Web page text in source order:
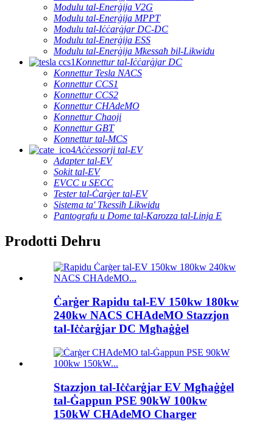
Modulu tal-Enerġija V2G
Modulu tal-Enerġija MPPT
Modulu tal-Iċċarġjar DC-DC
Modulu tal-Enerġija ESS
Modulu tal-Enerġija Mkessaħ bil-Likwidu
Konnettur tal-Iċċarġjar DC
Konnettur Tesla NACS
Konnettur CCS1
Konnettur CCS2
Konnettur CHAdeMO
Konnettur Chaoji
Konnettur GBT
Konnettur tal-MCS
Aċċessorji tal-EV
Adapter tal-EV
Sokit tal-EV
EVCC u SECC
Tester tal-Ċarġer tal-EV
Sistema ta' Tkessiħ Likwidu
Pantografu u Dome tal-Karozza tal-Linja E
Prodotti Dehru
Ċarġer Rapidu tal-EV 150kw 180kw
240kw NACS CHAdeMO Stazzjon
tal-Iċċarġjar DC Mgħaġġel
Stazzjon tal-Iċċarġjar EV Mgħaġġel
tal-Ġappun PSE 90kW 100kw
150kW CHAdeMO Charger